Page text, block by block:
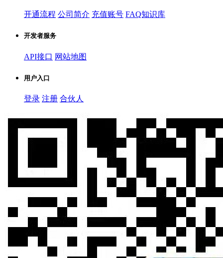
开通流程 公司简介 充值账号 FAQ知识库
开发者服务
API接口 网站地图
用户入口
登录 注册 合伙人